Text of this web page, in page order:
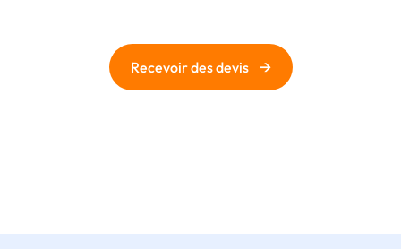
Recevoir des devis →